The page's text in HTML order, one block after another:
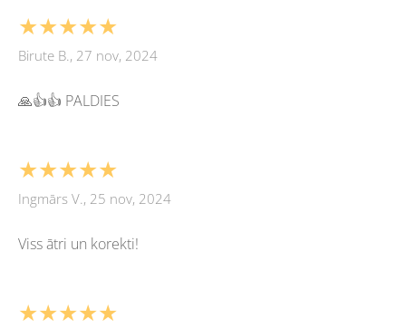
★★★★★
Birute B., 27 nov, 2024
🙏👍👍 PALDIES
★★★★★
Ingmārs V., 25 nov, 2024
Viss ātri un korekti!
★★★★★